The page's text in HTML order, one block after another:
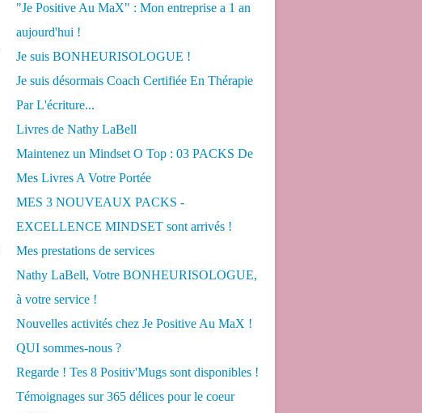
"Je Positive Au MaX" : Mon entreprise a 1 an
aujourd'hui !
Je suis BONHEURISOLOGUE !
Je suis désormais Coach Certifiée En Thérapie
Par L'écriture...
Livres de Nathy LaBell
Maintenez un Mindset O Top : 03 PACKS De
Mes Livres A Votre Portée
MES 3 NOUVEAUX PACKS -
EXCELLENCE MINDSET sont arrivés !
Mes prestations de services
Nathy LaBell, Votre BONHEURISOLOGUE,
à votre service !
Nouvelles activités chez Je Positive Au MaX !
QUI sommes-nous ?
Regarde ! Tes 8 Positiv'Mugs sont disponibles !
Témoignages sur 365 délices pour le coeur